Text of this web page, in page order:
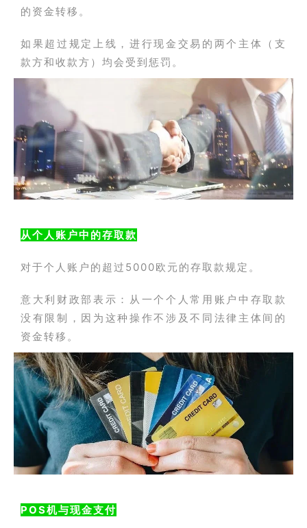
的资金转移。
如果超过规定上线，进行现金交易的两个主体（支
款方和收款方）均会受到惩罚。
从个人账户中的存取款
对于个人账户的超过5000欧元的存取款规定。
意大利财政部表示：从一个个人常用账户中存取款
没有限制，因为这种操作不涉及不同法律主体间的
资金转移。
POS机与现金支付